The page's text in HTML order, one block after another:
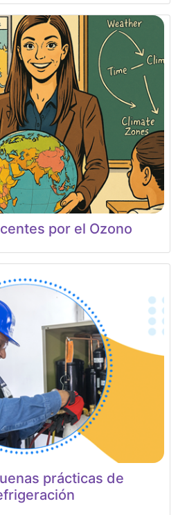
por el Ozono
prácticas de